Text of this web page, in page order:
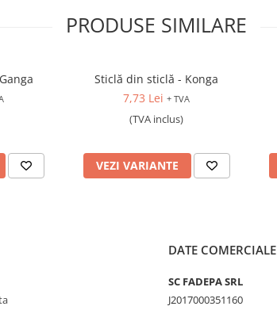
PRODUSE SIMILARE
Sticlă din sticlă - Konga
7,73 Lei + TVA
(TVA inclus)
VEZI VARIANTE
DATE COMERCIALE
SC FADEPA SRL
J2017000351160